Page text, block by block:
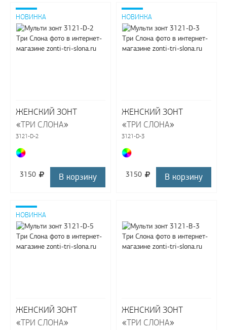
НОВИНКА
ЖЕНСКИЙ ЗОНТ
«ТРИ СЛОНА»
3121-D-2
3150 В корзину
НОВИНКА
ЖЕНСКИЙ ЗОНТ
«ТРИ СЛОНА»
3121-D-3
3150 В корзину
НОВИНКА
ЖЕНСКИЙ ЗОНТ
«ТРИ СЛОНА»
ЖЕНСКИЙ ЗОНТ
«ТРИ СЛОНА»